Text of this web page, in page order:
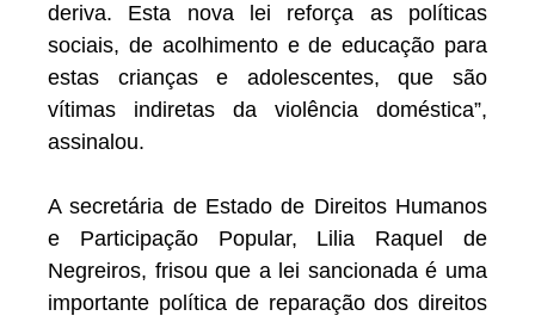
deriva. Esta nova lei reforça as políticas
sociais, de acolhimento e de educação para
estas crianças e adolescentes, que são
vítimas indiretas da violência doméstica”,
assinalou.
A secretária de Estado de Direitos Humanos
e Participação Popular, Lilia Raquel de
Negreiros, frisou que a lei sancionada é uma
importante política de reparação dos direitos